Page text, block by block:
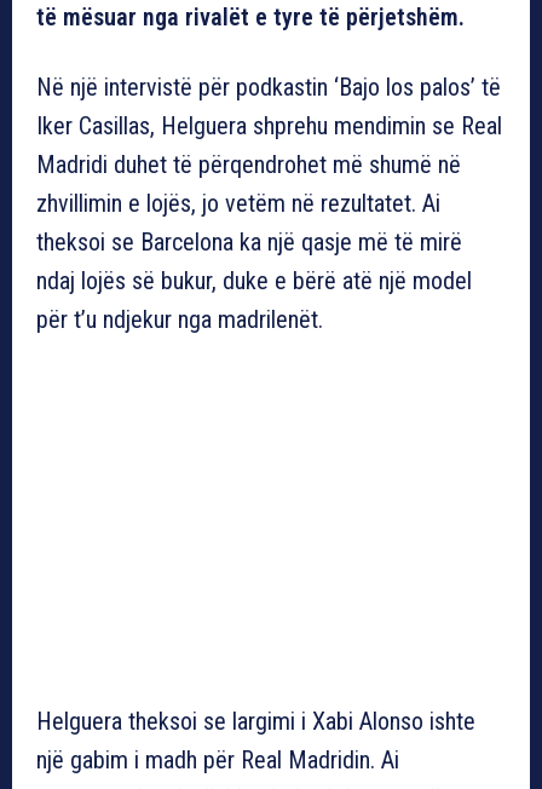
të mësuar nga rivalët e tyre të përjetshëm.
Në një intervistë për podkastin ‘Bajo los palos’ të
Iker Casillas, Helguera shprehu mendimin se Real
Madridi duhet të përqendrohet më shumë në
zhvillimin e lojës, jo vetëm në rezultatet. Ai
theksoi se Barcelona ka një qasje më të mirë
ndaj lojës së bukur, duke e bërë atë një model
për t’u ndjekur nga madrilenët.
Helguera theksoi se largimi i Xabi Alonso ishte
një gabim i madh për Real Madridin. Ai